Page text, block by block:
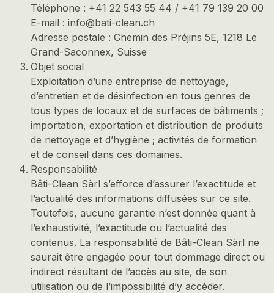
Téléphone : +41 22 543 55 44 / +41 79 139 20 00
E-mail : info@bati-clean.ch
Adresse postale : Chemin des Préjins 5E, 1218 Le
Grand-Saconnex, Suisse
Objet social
Exploitation d’une entreprise de nettoyage,
d’entretien et de désinfection en tous genres de
tous types de locaux et de surfaces de bâtiments ;
importation, exportation et distribution de produits
de nettoyage et d’hygiène ; activités de formation
et de conseil dans ces domaines.
Responsabilité
Bâti-Clean Sàrl s’efforce d’assurer l’exactitude et
l’actualité des informations diffusées sur ce site.
Toutefois, aucune garantie n’est donnée quant à
l’exhaustivité, l’exactitude ou l’actualité des
contenus. La responsabilité de Bâti-Clean Sàrl ne
saurait être engagée pour tout dommage direct ou
indirect résultant de l’accès au site, de son
utilisation ou de l’impossibilité d’y accéder.